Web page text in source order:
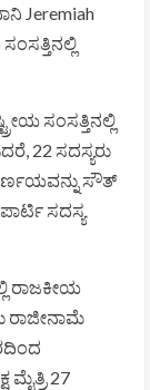
Jeremiah
ಸಂಸತ್ತಿನಲ್ಲಿ
22 ಸದಸ್ಯರು
ನಿರ್ಣಯವನ್ನು ಸೌತ್
ಸದಸ್ಯ
ರಾಜಕೀಯ
ರಾಜೀನಾಮೆ
ಮೈತ್ರಿ 27